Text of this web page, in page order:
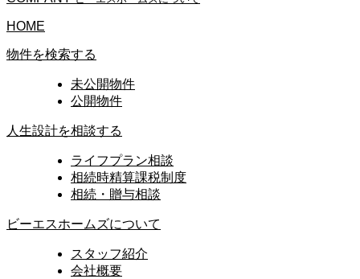
HOME
物件を検索する
未公開物件
公開物件
人生設計を相談する
ライフプラン相談
相続時精算課税制度
相続・贈与相談
ビーエスホームズについて
スタッフ紹介
会社概要